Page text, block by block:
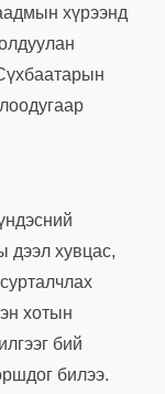
хүрээнд
дээл хувцас,
хотын
бий
билээ.